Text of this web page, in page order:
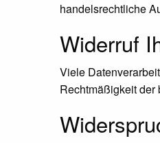
handelsrechtliche
Widerruf
Viele
Rechtmäßigkeit der